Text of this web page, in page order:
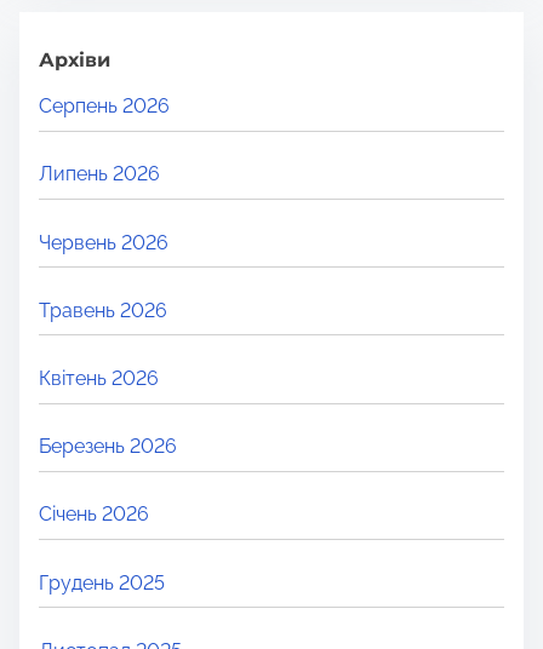
Архіви
Серпень 2026
Липень 2026
Червень 2026
Травень 2026
Квітень 2026
Березень 2026
Січень 2026
Грудень 2025